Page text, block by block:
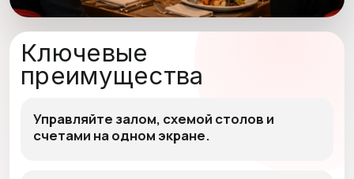
Ключевые
преимущества
Управляйте залом, схемой столов и
счетами на одном экране.